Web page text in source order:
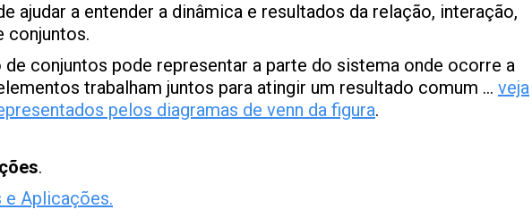
ajudar a entender a dinâmica e resultados da relação, interação,
conjuntos.
conjuntos pode representar a parte do sistema onde ocorre a
trabalham juntos para atingir um resultado comum … veja
pelos diagramas de venn da figura.
.
Aplicações.